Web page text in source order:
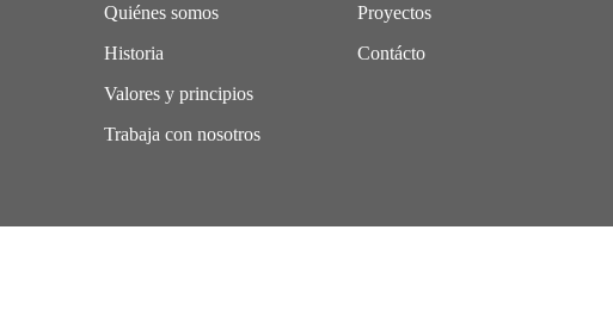
Quiénes somos
Historia
Valores y principios
Trabaja con nosotros
Proyectos
Contácto